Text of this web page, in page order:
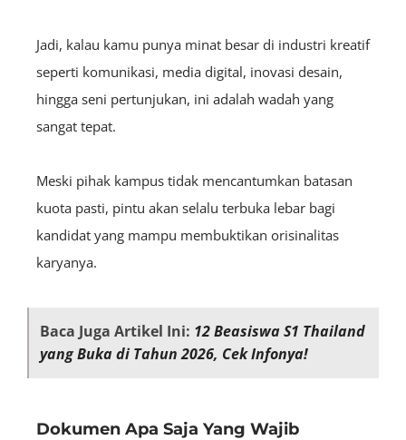
Jadi, kalau kamu punya minat besar di industri kreatif
seperti komunikasi, media digital, inovasi desain,
hingga seni pertunjukan, ini adalah wadah yang
sangat tepat.
Meski pihak kampus tidak mencantumkan batasan
kuota pasti, pintu akan selalu terbuka lebar bagi
kandidat yang mampu membuktikan orisinalitas
karyanya.
Baca Juga Artikel Ini: 12 Beasiswa S1 Thailand
yang Buka di Tahun 2026, Cek Infonya!
Dokumen Apa Saja Yang Wajib